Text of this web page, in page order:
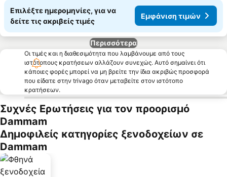
Επιλέξτε ημερομηνίες, για να
δείτε τις ακριβείς τιμές
Εμφάνιση τιμών
Περισσότερα
Οι τιμές και η διαθεσιμότητα που λαμβάνουμε από τους
ιστότοπους κρατήσεων αλλάζουν συνεχώς. Αυτό σημαίνει ότι
κάποιες φορές μπορεί να μη βρείτε την ίδια ακριβώς προσφορά
που είδατε στην trivago όταν μεταβείτε στον ιστότοπο
κρατήσεων.
Συχνές Ερωτήσεις για τον προορισμό
Dammam
Δημοφιλείς κατηγορίες ξενοδοχείων σε
Dammam